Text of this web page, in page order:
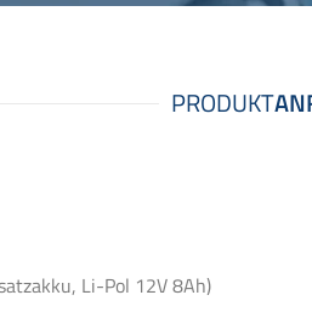
Li-Pol 12V 8Ah)